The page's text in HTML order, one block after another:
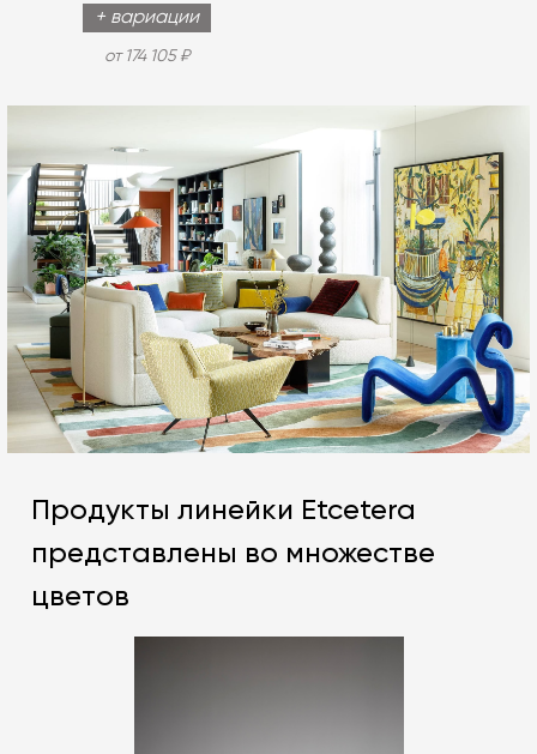
+ вариации
от 174 105 ₽
Продукты линейки Etcetera
представлены во множестве
цветов